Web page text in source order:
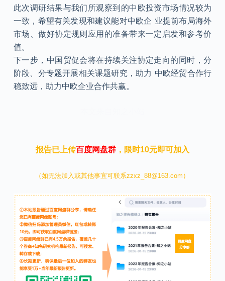
此次调研结果与我们所观察到的中欧投资市场情况较为
一致，希望有关发现和建议能对中欧企 业提前布局海外
市场、做好协定规则应用的准备带来一定启发和参考价
值。
下一步，中国贸促会将在持续关注协定走向的同时，分
阶段、分专题开展相关课题研究，助力 中欧经贸合作行
稳致远，助力中欧企业合作共赢。
报告已上传百度网盘群，限时10元即可加入
（如无法加入或其他事宜可联系zzxz_88@163.com）